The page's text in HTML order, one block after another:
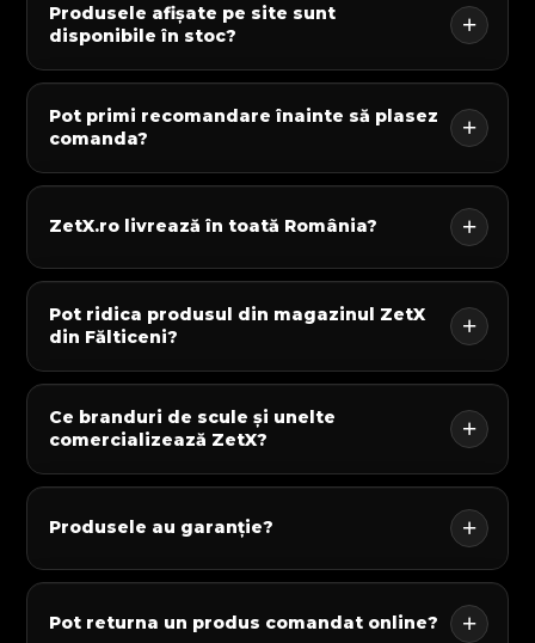
Produsele afișate pe site sunt
disponibile în stoc?
Pot primi recomandare înainte să plasez
comanda?
ZetX.ro livrează în toată România?
Pot ridica produsul din magazinul ZetX
din Fălticeni?
Ce branduri de scule și unelte
comercializează ZetX?
Produsele au garanție?
Pot returna un produs comandat online?